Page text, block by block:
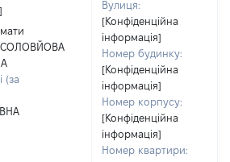
мати
СОЛОВЙОВА
(за
Вулиця:
[Конфіденційна
інформація]
Номер будинку:
[Конфіденційна
інформація]
Номер корпусу:
[Конфіденційна
інформація]
Номер квартири: